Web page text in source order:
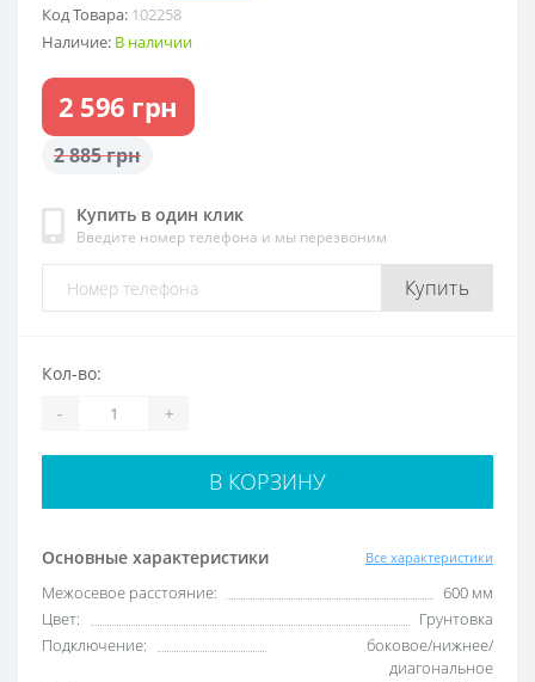
Код Товара: 102258
Наличие: В наличии
2 596 грн
2 885 грн
Купить в один клик
Введите номер телефона и мы перезвоним
Купить
Основные характеристики Все характеристики
Межосевое расстояние:
600 мм
Цвет:
Грунтовка
Подключение:
боковое/нижнее/
диагональное
Кол-во:
- +
В КОРЗИНУ